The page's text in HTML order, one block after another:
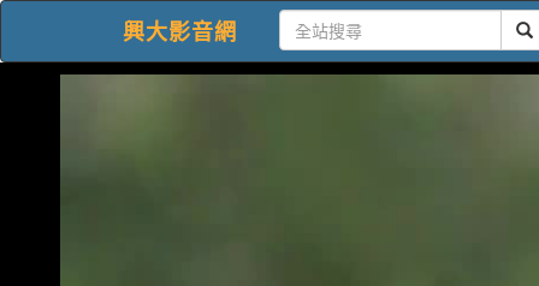
興大影音網